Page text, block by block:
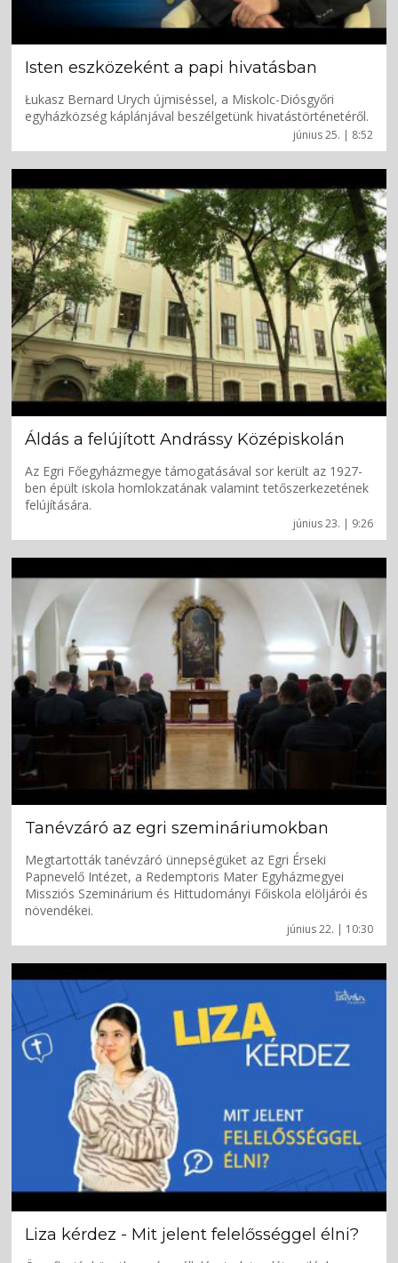
június 25. | 8:52
Isten eszközeként a papi hivatásban
Łukasz Bernard Urych újmiséssel, a Miskolc-Diósgyőri
egyházközség káplánjával beszélgetünk hivatástörténetéről.
június 23. | 9:26
Áldás a felújított Andrássy Középiskolán
Az Egri Főegyházmegye támogatásával sor került az 1927-
ben épült iskola homlokzatának valamint tetőszerkezetének
felújítására.
június 22. | 10:30
Tanévzáró az egri szemináriumokban
Megtartották tanévzáró ünnepségüket az Egri Érseki
Papnevelő Intézet, a Redemptoris Mater Egyházmegyei
Missziós Szeminárium és Hittudományi Főiskola elöljárói és
növendékei.
Liza kérdez - Mit jelent felelősséggel élni?